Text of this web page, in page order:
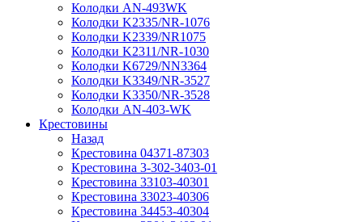
Колодки AN-493WK
Колодки K2335/NR-1076
Колодки K2339/NR1075
Колодки K2311/NR-1030
Колодки K6729/NN3364
Колодки K3349/NR-3527
Колодки K3350/NR-3528
Колодки AN-403-WK
Крестовины
Назад
Крестовина 04371-87303
Крестовина 3-302-3403-01
Крестовина 33103-40301
Крестовина 33023-40306
Крестовина 34453-40304